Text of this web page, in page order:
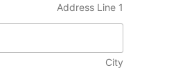
Address Line 1
City